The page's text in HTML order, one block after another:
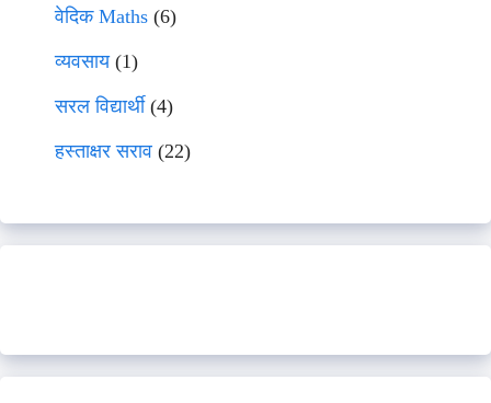
वेदिक Maths (6)
व्यवसाय(1)
सरल विद्यार्थी(4)
हस्ताक्षर सराव (22)